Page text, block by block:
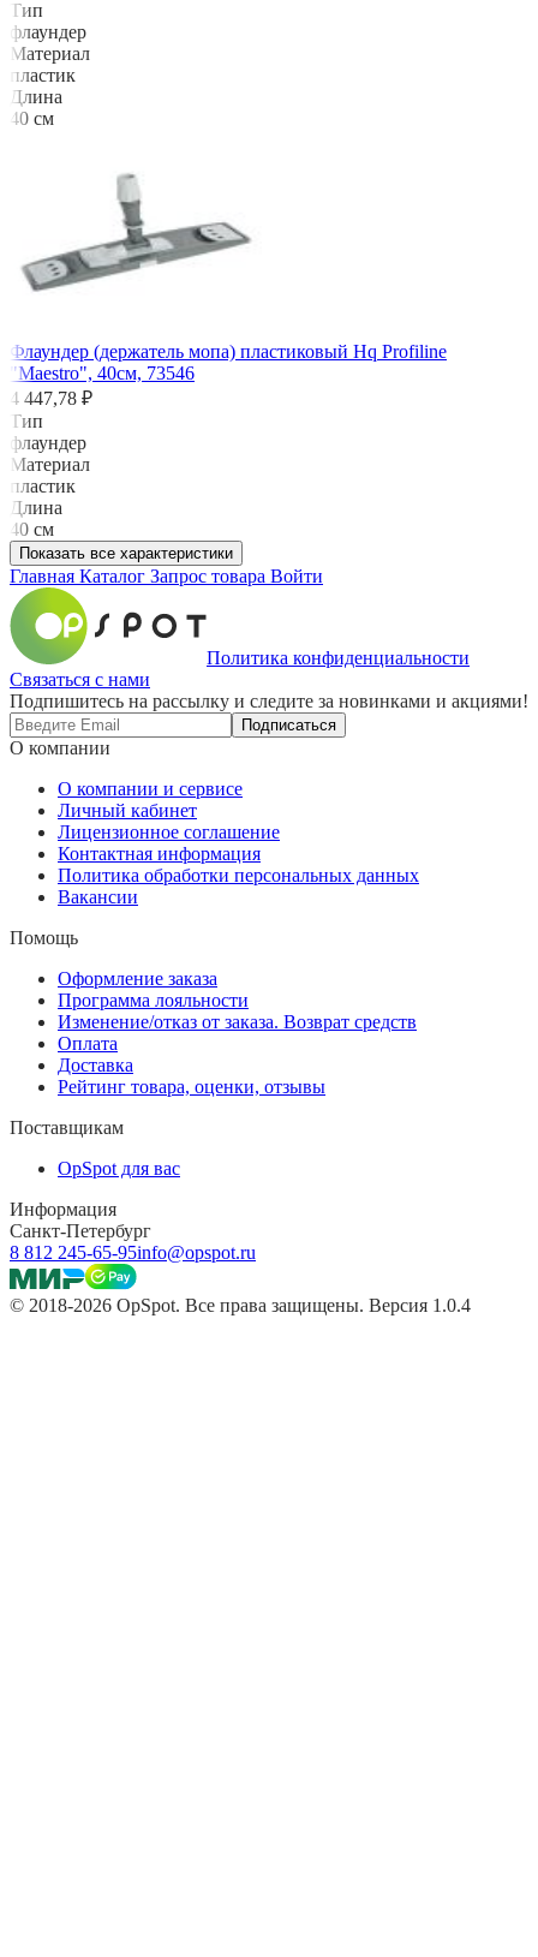
Тип
флаундер
Материал
пластик
Длина
40 см
Флаундер (держатель мопа) пластиковый Hq Profiline
"Maestro", 40см, 73546
4 447,78 ₽
Тип
флаундер
Материал
пластик
Длина
40 см
Показать все характеристики
Главная Каталог Запрос товара Войти
Политика конфиденциальности
Связаться с нами
Подпишитесь на рассылку и следите за новинками и акциями!
Подписаться
О компании
О компании и сервисе
Личный кабинет
Лицензионное соглашение
Контактная информация
Политика обработки персональных данных
Вакансии
Помощь
Оформление заказа
Программа лояльности
Изменение/отказ от заказа. Возврат средств
Оплата
Доставка
Рейтинг товара, оценки, отзывы
Поставщикам
OpSpot для вас
Информация
Санкт-Петербург
8 812 245-65-95info@opspot.ru
© 2018-2026 OpSpot. Все права защищены. Версия 1.0.4